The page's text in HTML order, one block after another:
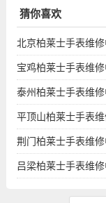
猜你喜欢
北京柏莱士手表维
宝鸡柏莱士手表维
泰州柏莱士手表维
平顶山柏莱士手表
荆门柏莱士手表维
吕梁柏莱士手表维